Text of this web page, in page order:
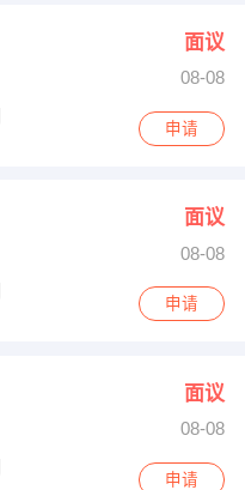
面议
08-08
申请
面议
08-08
申请
面议
08-08
申请